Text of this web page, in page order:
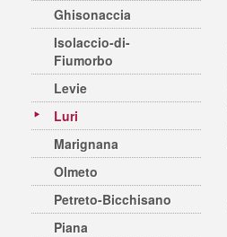
Ghisonaccia
Isolaccio-di-
Fiumorbo
Levie
Luri
Marignana
Olmeto
Petreto-Bicchisano
Piana